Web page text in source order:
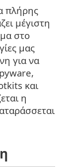
πλήρης
μέγιστη
στο
μας
για να
και
η